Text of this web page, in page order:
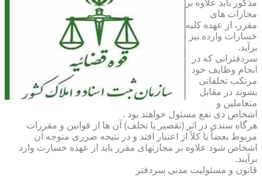
مذکور باید علاوه بر
مجازات های
مقرر، از عهده کلیه
خسارات وارده نیز
برآید.
سردفترانی که در
انجام وظایف خود
مرتکب تخلفاتی
بشوند در مقابل
متعاملین و
اشخاص ذی نفع مسئول خواهند بود .
هرگاه سندی در اثر (تقصیر یا تخلف) آن ها از قوانین و مقررات
مربوط بعضاً یا کلاً از اعتبار افتد و در نتیجه ضرری متوجه آن
اشخاص شود علاوه بر مجازتهای مقرر باید از عهده خسارت وارد
برآیند.
قانون و مسئولیت مدنی سردفتر